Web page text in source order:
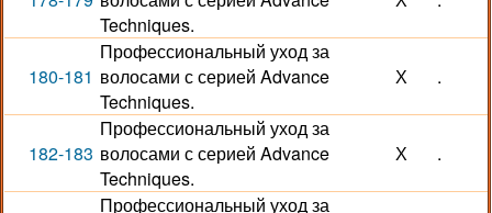
Techniques.
180-181
Профессиональный уход за
волосами с серией Advance
Techniques.
Х .
182-183
Профессиональный уход за
волосами с серией Advance
Techniques.
Х .
Профессиональный уход за